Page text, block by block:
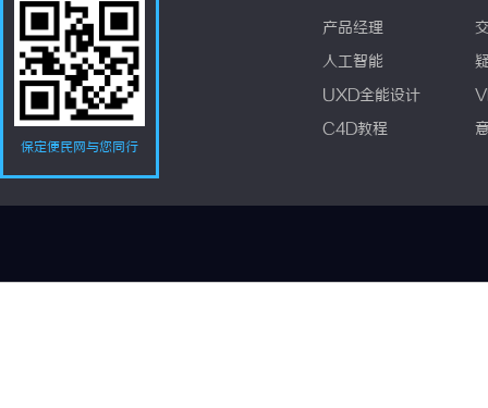
保定便民网与您同行
产品经理
人工智能
UXD全能设计
C4D教程